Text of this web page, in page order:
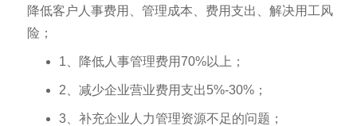
降低客户人事费用、管理成本、费用支出、解决用工风
险；
1、降低人事管理费用70%以上；
2、减少企业营业费用支出5%-30%；
3、补充企业人力管理资源不足的问题；